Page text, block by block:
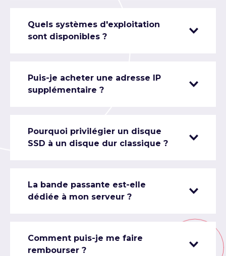
Quels systèmes d'exploitation
sont disponibles ?
Puis-je acheter une adresse IP
supplémentaire ?
Pourquoi privilégier un disque
SSD à un disque dur classique ?
La bande passante est-elle
dédiée à mon serveur ?
Comment puis-je me faire
rembourser ?